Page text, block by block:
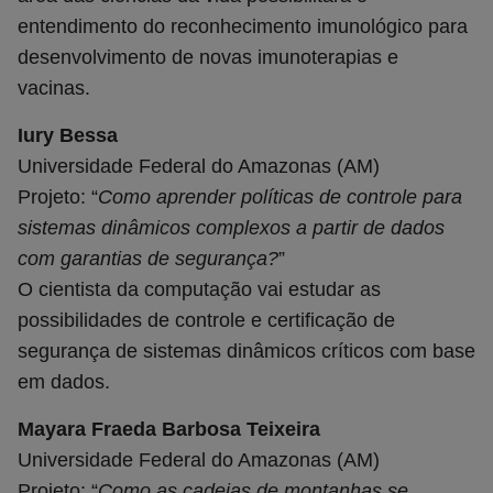
entendimento do reconhecimento imunológico para
desenvolvimento de novas imunoterapias e
vacinas.
Iury Bessa
Universidade Federal do Amazonas (AM)
Projeto: “Como aprender políticas de controle para
sistemas dinâmicos complexos a partir de dados
com garantias de segurança?”
O cientista da computação vai estudar as
possibilidades de controle e certificação de
segurança de sistemas dinâmicos críticos com base
em dados.
Mayara Fraeda Barbosa Teixeira
Universidade Federal do Amazonas (AM)